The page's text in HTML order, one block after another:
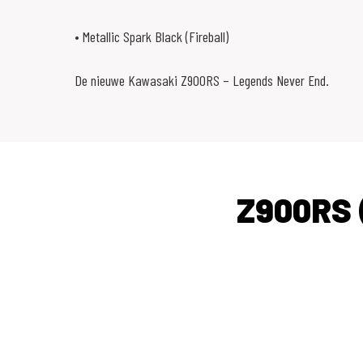
• Metallic Spark Black (Fireball)
De nieuwe Kawasaki Z900RS – Legends Never End.
Z900RS